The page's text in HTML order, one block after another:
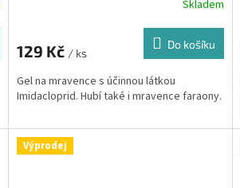
Skladem
129 Kč / ks
Do košíku
Gel na mravence s účinnou látkou
Imidacloprid. Hubí také i mravence faraony.
Výprodej